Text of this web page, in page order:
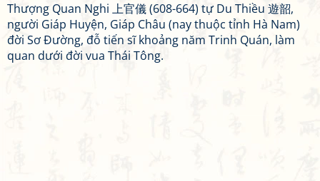
Thượng Quan Nghi 上官儀 (608-664) tự Du Thiều 遊韶,
người Giáp Huyện, Giáp Châu (nay thuộc tỉnh Hà Nam)
đời Sơ Đường, đỗ tiến sĩ khoảng năm Trinh Quán, làm
quan dưới đời vua Thái Tông.